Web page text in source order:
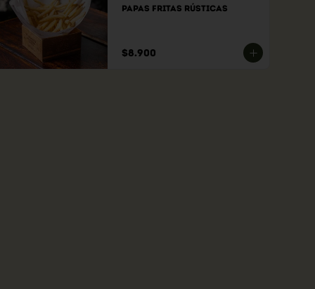
Papas fritas rústicas
$8.900